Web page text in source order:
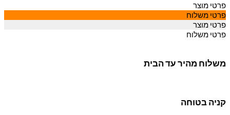
פרטי מוצר
פרטי משלוח
פרטי מוצר
פרטי משלוח
משלוח מהיר עד הבית
קניה בטוחה